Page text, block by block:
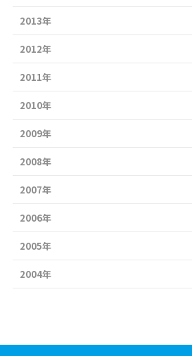
2013年
2012年
2011年
2010年
2009年
2008年
2007年
2006年
2005年
2004年